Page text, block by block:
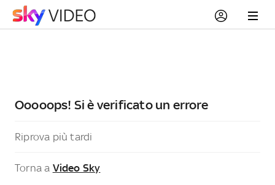
Ooooops! Si è verificato un errore
Riprova più tardi
Torna a Video Sky